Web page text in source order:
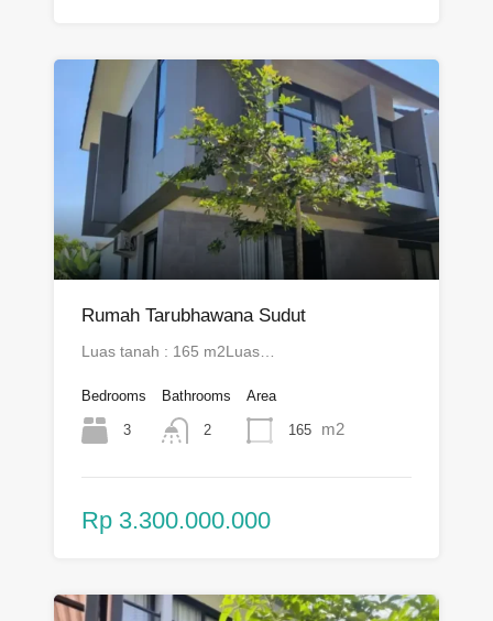
Rumah Tarubhawana Sudut
Luas tanah : 165 m2Luas…
Bedrooms
3
Bathrooms
2
Area
165 m2
Rp 3.300.000.000